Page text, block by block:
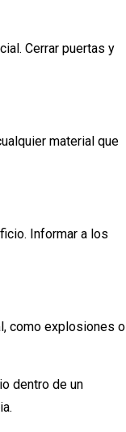
Cerrar puertas y
material que
Informar a los
como explosiones o
dentro de un